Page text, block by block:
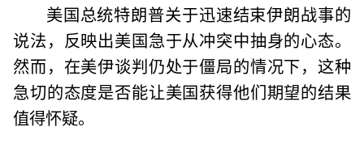
美国总统特朗普关于迅速结束伊朗战事的
说法，反映出美国急于从冲突中抽身的心态。
然而，在美伊谈判仍处于僵局的情况下，这种
急切的态度是否能让美国获得他们期望的结果
值得怀疑。